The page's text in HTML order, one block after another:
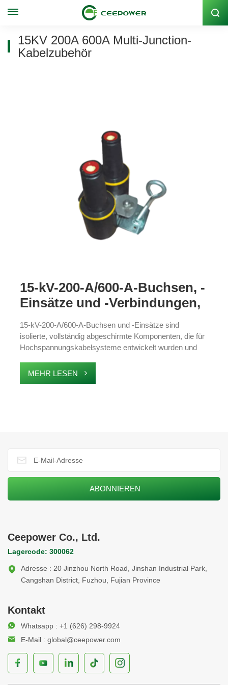
Lagercode: 300062
15KV 200A 600A Multi-Junction-
Kabelzubehör
15-kV-200-A/600-A-Buchsen, -
Einsätze und -Verbindungen,
amerikanisches Kabelzubehör
15-kV-200-A/600-A-Buchsen und -Einsätze sind
isolierte, vollständig abgeschirmte Komponenten, die für
Hochspannungskabelsysteme entwickelt wurden und
in Ringleitungen, Transformatoren und
MEHR LESEN
Ceepower Co., Ltd.
Lagercode: 300062
Adresse : 20 Jinzhou North Road, Jinshan Industrial Park,
Cangshan District, Fuzhou, Fujian Province
Kontakt
Whatsapp : +1 (626) 298-9924
E-Mail : global@ceepower.com